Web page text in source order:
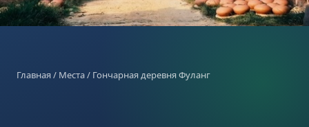
Главная/ Места/ Гончарная деревня Фуланг